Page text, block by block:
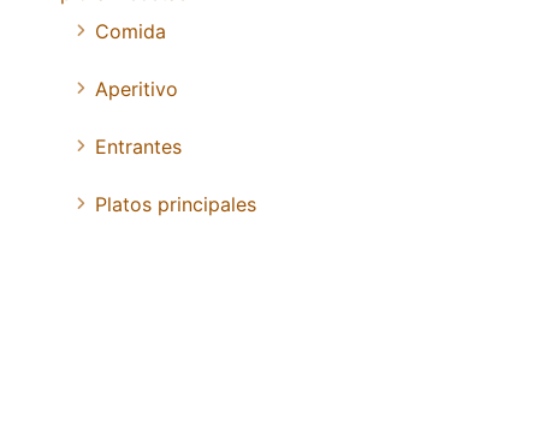
Comida
Aperitivo
Entrantes
Platos principales